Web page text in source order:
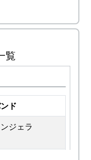
の里へ～
出場を果たして
覧
ド
ジェラ